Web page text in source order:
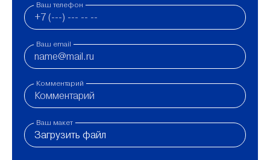
Ваш телефон
Ваш email
Комментарий
Ваш макет
Загрузить файл